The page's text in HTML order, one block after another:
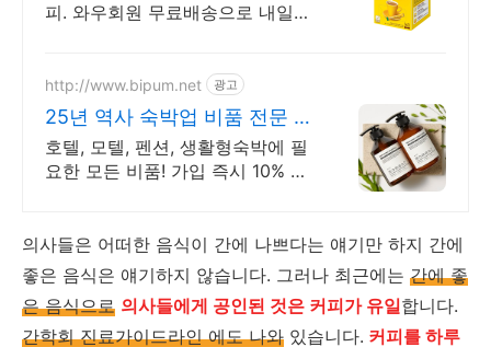
피. 와우회원 무료배송으로 내일
요!
http://www.bipum.net 광고
25년 역사 숙박업 비품 전문 쇼
핑몰
호텔, 모텔, 펜션, 생활형숙박에 필
요한 모든 비품! 가입 즉시 10% 할
의사들은 어떠한 음식이 간에 나쁘다는 얘기만 하지 간에
좋은 음식은 얘기하지 않습니다. 그러나 최근에는 간에 좋
은 음식으로 의사들에게 공인된 것은 커피가 유일합니다.
간학회 진료가이드라인 에도 나와 있습니다. 커피를 하루